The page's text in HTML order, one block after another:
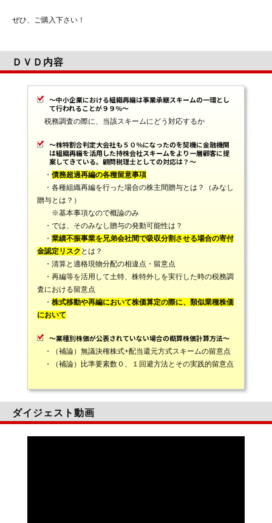
ぜひ、ご購入下さい！
ＤＶＤ内容
～中小企業における組織再編は事業承継スキームの一環とし
て行われることが９９％～
税務調査の際に、当該スキームにどう対応するか
～株特割合判定大会社も５０％になったのを契機に金融機関
は組織再編を活用した持株会社スキームをより一層顧客に提
案してきている。顧問税理士としての対応は？～
・ 債務超過再編の各種留意事項
・各種組織再編を行った場合の株主間贈与とは？（みなし
贈与とは？）
※基本事項なので概論のみ
・では、そのみなし贈与の発動可能性は？
・ 業績不振事業を兄弟会社間で吸収分割させる場合の寄付
金認定リスク とは？
・清算と適格現物分配の相違点・留意点
・再編等を活用して土特、株特外しを実行した時の税務調
査における留意点
・ 株式移動や再編において株価算定の際に、類似業種株価
において
～業種別株価が公表されていない場合の概算株価計算方法～
・（補論）無議決権株式+配当還元方式スキームの留意点
・（補論）比準要素数０、１回避方法とその実践的留意点
ダイジェスト動画